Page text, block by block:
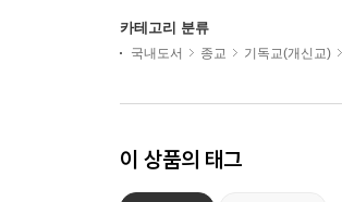
카테고리 분류
국내도서 종교 기독교(개신교)
이 상품의 태그